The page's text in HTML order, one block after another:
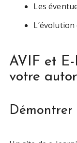
Les
AVIF et
votre
Démontrer